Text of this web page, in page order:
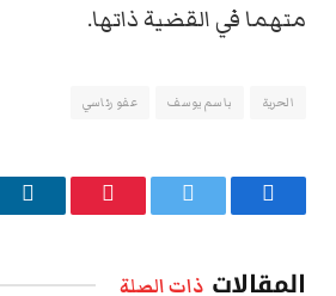
متهما في القضية ذاتها.
الحرية باسم يوسف عفو رئاسي
فيسبوك تويتر بينتيريست
المقالات ذات الصلة